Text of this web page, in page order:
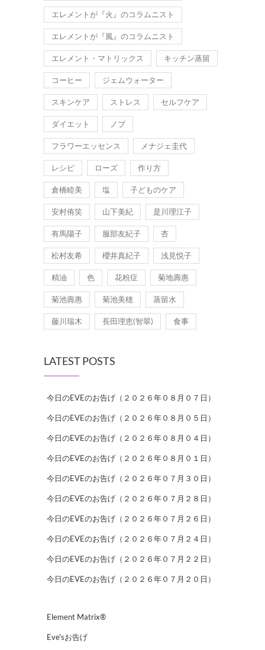
エレメントが『火』のコラムニスト
エレメントが『風』のコラムニスト
エレメント・マトリックス キッチン蒸留
コーヒー ジェムウォーター
スキンケア ストレス セルフケア
ダイエット ノブ
フラワーエッセンス メナジェ圭代
レシピ ローズ 作り方
倉橋睦美 塩 子どものケア
安村侑笑 山下美紀 是川理江子
有馬陽子 服部友紀子 杏
松村友希 櫻井真紀子 浅見悦子
精油 色 花粉症 菊地壽惠
菊池壽惠 菊池美穂 蒸留水
藤川瑞木 長田理恵(智翠) 食事
LATEST POSTS
今日のEVEのお告げ（２０２６年０８月０７日）
今日のEVEのお告げ（２０２６年０８月０５日）
今日のEVEのお告げ（２０２６年０８月０４日）
今日のEVEのお告げ（２０２６年０８月０１日）
今日のEVEのお告げ（２０２６年０７月３０日）
今日のEVEのお告げ（２０２６年０７月２８日）
今日のEVEのお告げ（２０２６年０７月２６日）
今日のEVEのお告げ（２０２６年０７月２４日）
今日のEVEのお告げ（２０２６年０７月２２日）
今日のEVEのお告げ（２０２６年０７月２０日）
Element Matrix®
Eve'sお告げ